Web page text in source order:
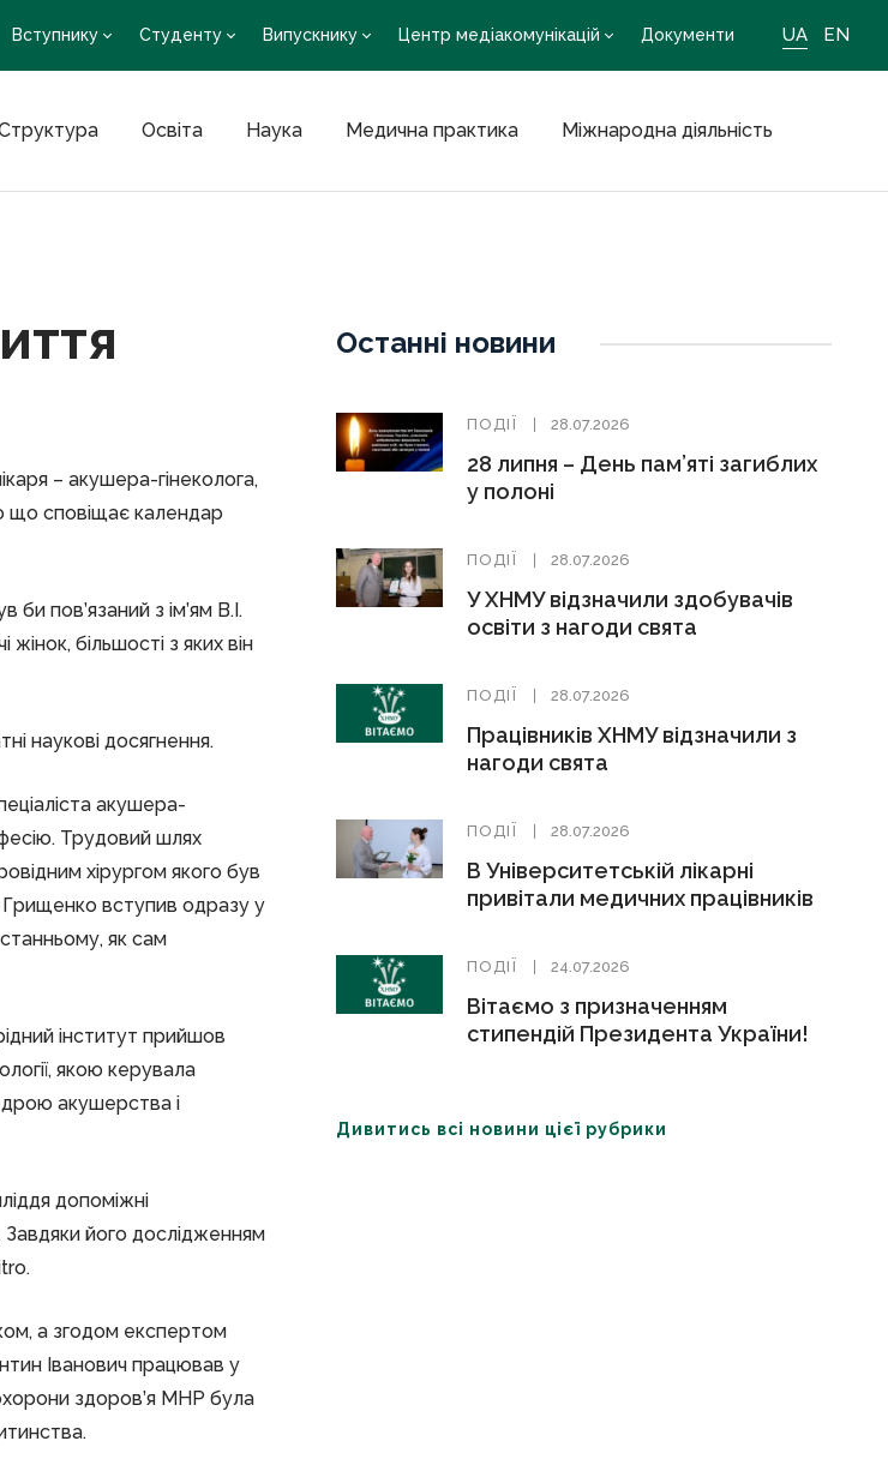
Вступнику Студенту Випускнику Центр медіакомунікацій Документи UA EN
Освіта Наука Медична практика Міжнародна діяльність
– акушера-гінеколога,
що сповіщає календар
би пов’язаний з ім’ям В.І.
більшості з яких він
наукові досягнення.
акушера-
Трудовий шлях
хірургом якого був
Грищенко вступив одразу у
як сам
інститут прийшов
якою керувала
акушерства і
допоміжні
Завдяки його дослідженням
а згодом експертом
Іванович працював у
охорони здоров’я МНР була
Останні новини
ПОДІЇ 28.07.2026
28 липня – День пам’яті загиблих
у полоні
ПОДІЇ 28.07.2026
У ХНМУ відзначили здобувачів
освіти з нагоди свята
ПОДІЇ 28.07.2026
Працівників ХНМУ відзначили з
нагоди свята
ПОДІЇ 28.07.2026
В Університетській лікарні
привітали медичних працівників
ПОДІЇ 24.07.2026
Вітаємо з призначенням
стипендій Президента України!
Дивитись всі новини цієї рубрики